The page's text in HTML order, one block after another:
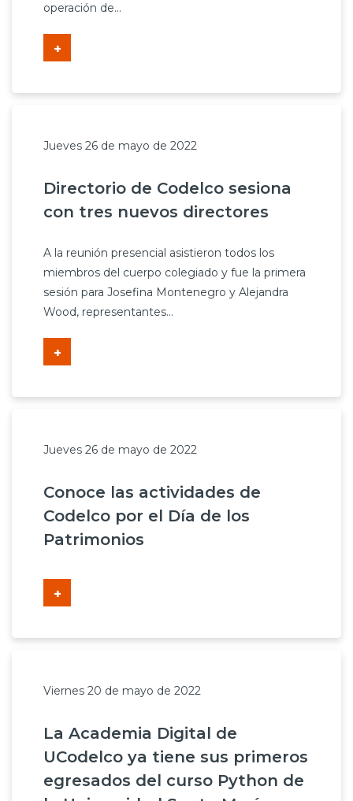
operación de...
+
Jueves 26 de mayo de 2022
Directorio de Codelco sesiona
con tres nuevos directores
A la reunión presencial asistieron todos los
miembros del cuerpo colegiado y fue la primera
sesión para Josefina Montenegro y Alejandra
Wood, representantes...
+
Jueves 26 de mayo de 2022
Conoce las actividades de
Codelco por el Día de los
Patrimonios
+
Viernes 20 de mayo de 2022
La Academia Digital de
UCodelco ya tiene sus primeros
egresados del curso Python de